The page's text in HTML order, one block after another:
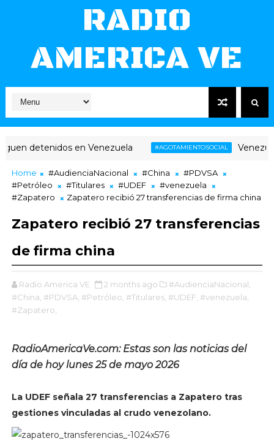
RADIO
AMERICA VE
en Venezuela #AGOTAMIENTOSOCIAL Venezuela:
Home #AudienciaNacional #China
#PDVSA
#Petróleo
#Titulares #UDEF
#venezuela
#Zapatero
Zapatero recibió 27 transferencias de firma china
Zapatero recibió 27 transferencias
de firma china
Radio America VE 2 months ago
#AudienciaNacional,
#China, #PDVSA, #Petróleo, #Titulares, #UDEF, #venezuela,
#Zapatero,
RadioAmericaVe.com: Estas son las noticias del
día de hoy lunes 25 de mayo 2026
La UDEF señala 27 transferencias a Zapatero tras
gestiones vinculadas al crudo venezolano.